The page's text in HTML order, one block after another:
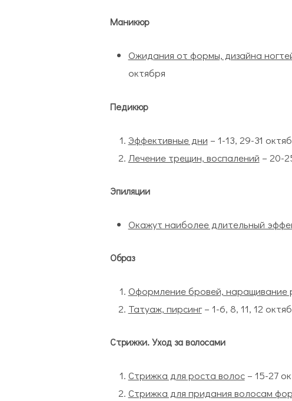
Маникюр
Ожидания от формы, дизайна
октября
Педикюр
Эффективные дни – 1-13, 29-31
Лечение трещин, воспалений – 20-
Эпиляции
Окажут наиболее длительный
Образ
Оформление бровей, наращивание
Татуаж, пирсинг– 1-6, 8, 11, 12
Стрижки. Уход за волосами
Стрижка для роста волос– 15-27
Стрижка для придания волосам